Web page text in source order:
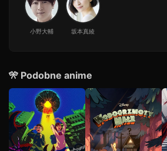
20 Odcinek 20
26 min · Sezon 1
22 Odcinek 22
23 Odcinek 23
24 min · Sezon 1
24 Odcinek 24
42 min · Sezon 1
小野大輔 坂本真綾
🎌 Podobne anime